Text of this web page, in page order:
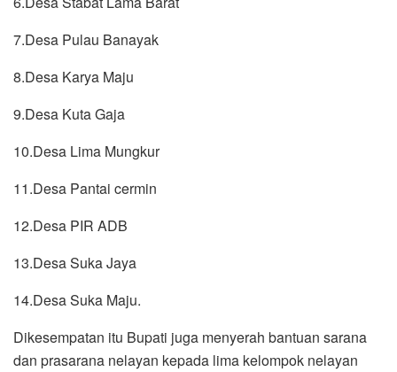
7.Desa Pulau Banayak
8.Desa Karya Maju
9.Desa Kuta Gaja
10.Desa Lima Mungkur
11.Desa Pantai cermin
12.Desa PIR ADB
13.Desa Suka Jaya
14.Desa Suka Maju.
Dikesempatan itu Bupati juga menyerah bantuan sarana
dan prasarana nelayan kepada lima kelompok nelayan